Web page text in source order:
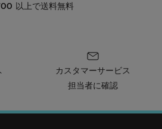
以上で送料無料
カスタマーサービス
担当者に確認